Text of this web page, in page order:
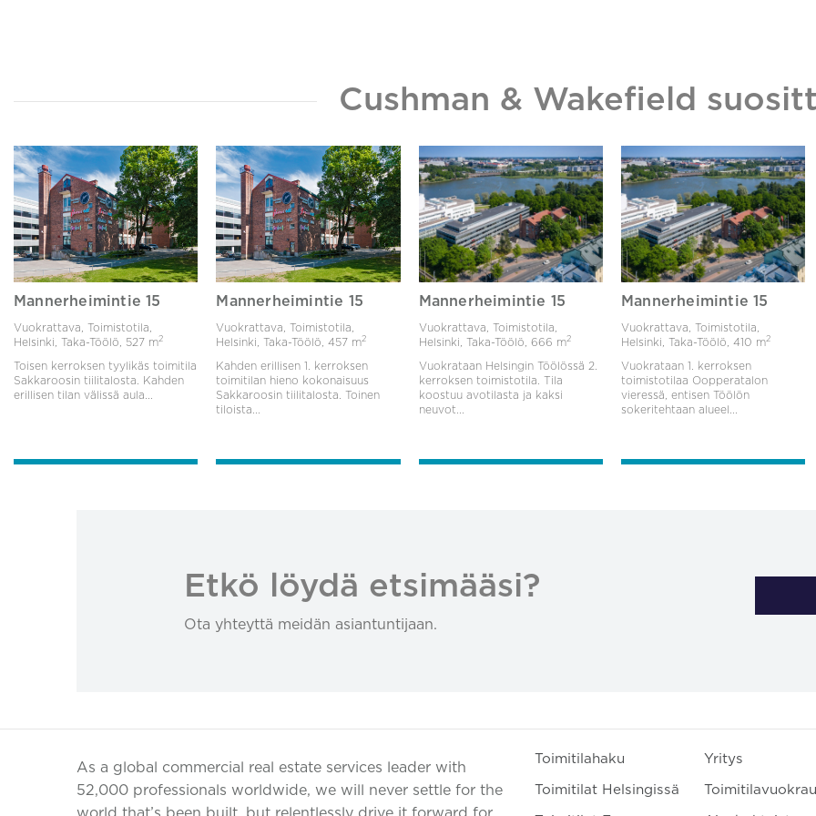
Cushman & Wakefield
Mannerheimintie 15
Vuokrattava, Toimistotila,
Helsinki, Taka-Töölö, 527 m2
Toisen kerroksen tyylikäs toimitila
Sakkaroosin tiilitalosta. Kahden
erillisen tilan välissä aula...
Mannerheimintie 15
Vuokrattava, Toimistotila,
Helsinki, Taka-Töölö,457 m2
Kahden erillisen 1. kerroksen
toimitilan hieno kokonaisuus
Sakkaroosin tiilitalosta. Toinen
tiloista...
Mannerheimintie 15
Vuokrattava, Toimistotila,
Helsinki, Taka-Töölö, 666 m2
Vuokrataan Helsingin Töölössä 2.
kerroksen toimistotila. Tila
koostuu avotilasta ja kaksi
neuvot...
Mannerheimintie 15
Vuokrattava, Toimistotila,
Helsinki, Taka-Töölö, 410 m2
Vuokrataan 1. kerroksen
toimistotilaa Oopperatalon
vieressä, entisen Töölön
sokeritehtaan alueel...
Etkö löydä etsimääsi?
Ota yhteyttä meidän asiantuntijaan.
As a global commercial real estate services leader with
52,000 professionals worldwide, we will never settle for the
world that’s been built, but relentlessly drive it forward for
Toimitilahaku
Toimitilat Helsingissä
Yritys